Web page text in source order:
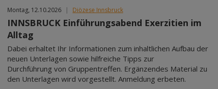
Montag, 12.10.2026 | Diözese Innsbruck
INNSBRUCK Einführungsabend Exerzitien im
Alltag
Dabei erhaltet Ihr Informationen zum inhaltlichen Aufbau der
neuen Unterlagen sowie hilfreiche Tipps zur
Durchführung von Gruppentreffen. Ergänzendes Material zu
den Unterlagen wird vorgestellt. Anmeldung erbeten.